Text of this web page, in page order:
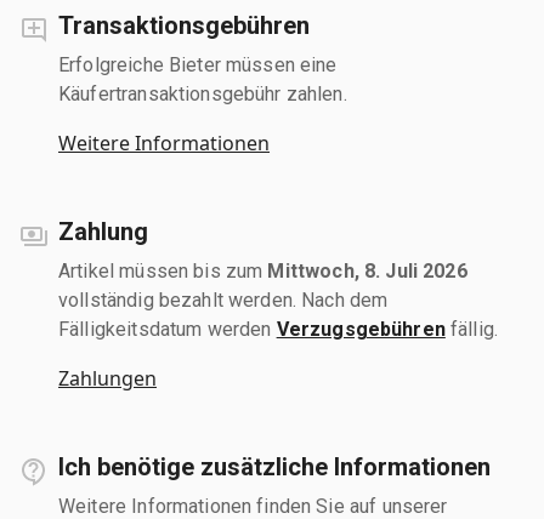
Transaktionsgebühren
Erfolgreiche Bieter müssen eine
Käufertransaktionsgebühr zahlen.
Weitere Informationen
Zahlung
Artikel müssen bis zum Mittwoch, 8. Juli 2026
vollständig bezahlt werden. Nach dem
Fälligkeitsdatum werden Verzugsgebührenfällig.
Zahlungen
Ich benötige zusätzliche Informationen
Weitere Informationen finden Sie auf unserer